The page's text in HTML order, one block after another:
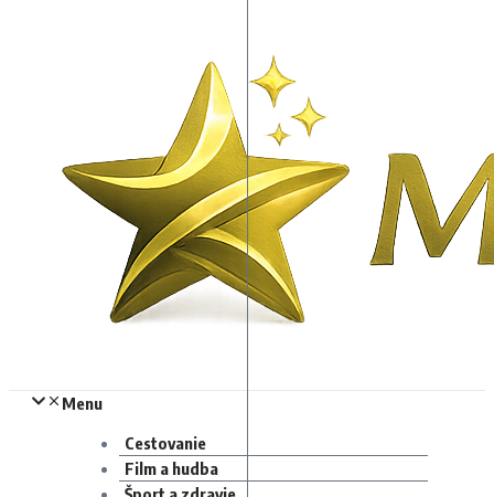
Menu
Cestovanie
Film a hudba